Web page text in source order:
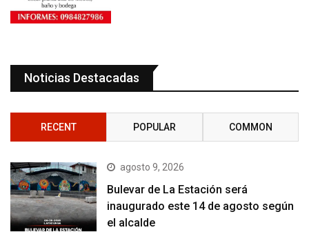
Noticias Destacadas
RECENT POPULAR COMMON
agosto 9, 2026
Bulevar de La Estación será
inaugurado este 14 de agosto según
el alcalde